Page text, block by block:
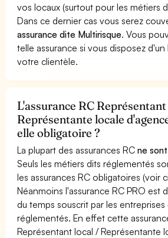
vos locaux (surtout pour les métiers
Dans ce dernier cas vous serez
assurance dite Multirisque. Vous
telle assurance si vous disposez
votre clientèle.
L'assurance RC
Représentante locale
elle obligatoire ?
La plupart des assurances RCne
Seuls les métiers dits réglementés
les assurances RC obligatoires (voir
Néanmoins l'assurance RC PRO est
du temps souscrit par les
réglementés. En effet cette
Représentant local / Représentante